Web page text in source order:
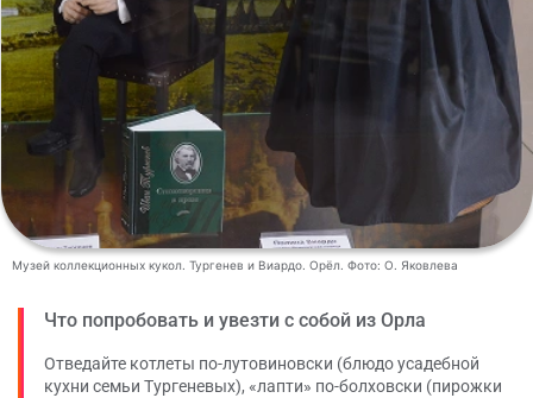
Музей коллекционных кукол. Тургенев и Виардо. Орёл. Фото: О. Яковлева
Что попробовать и увезти с собой из Орла
Отведайте котлеты по-лутовиновски (блюдо усадебной
кухни семьи Тургеневых), «лапти» по-болховски (пирожки